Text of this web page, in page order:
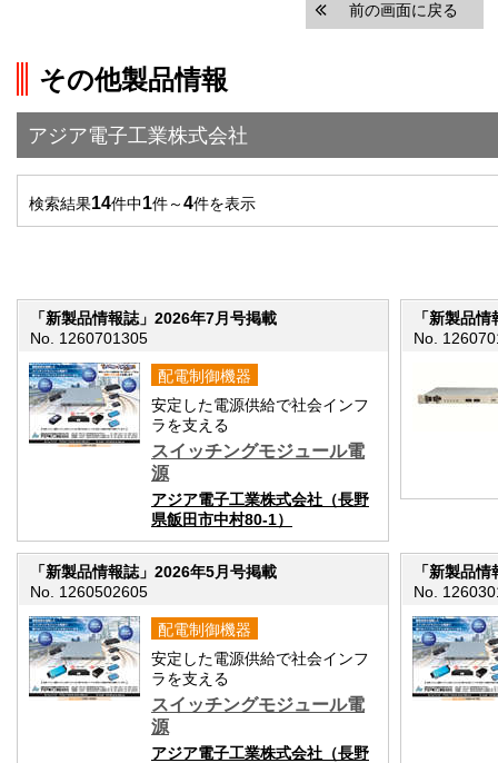
前の画面に戻る
その他製品情報
アジア電子工業株式会社
検索結果14件中1件～4件を表示
「新製品情報誌」2026年7月号掲載
No. 1260701305
配電制御機器
安定した電源供給で社会インフ
ラを支える
スイッチングモジュール電
源
アジア電子工業株式会社（長野
県飯田市中村80-1）
「新製品
No.
「新製品情報誌」2026年5月号掲載
No. 1260502605
配電制御機器
安定した電源供給で社会インフ
ラを支える
スイッチングモジュール電
源
アジア電子工業株式会社（長野
「新製品
No.